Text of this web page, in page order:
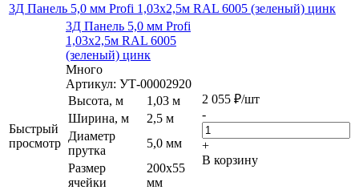
3Д Панель 5,0 мм Profi 1,03х2,5м RAL 6005 (зеленый) цинк
Быстрый
просмотр
3Д Панель 5,0 мм Profi
1,03х2,5м RAL 6005
(зеленый) цинк
Много
Артикул: УТ-00002920
Высота, м
1,03 м
Ширина, м
2,5 м
Диаметр
прутка
5,0 мм
Размер
ячейки
200х55
мм
2 055 ₽/шт
-
+
В корзину